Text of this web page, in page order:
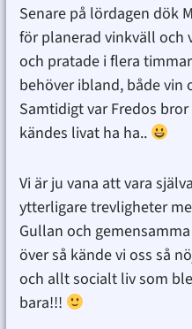
Senare på lördagen dök
för planerad vinkväll och
och pratade i flera
behöver ibland, både vin
Samtidigt var Fredos
kändes livat ha ha..
Vi är ju vana att vara
ytterligare trevligheter
Gullan och
över så kände vi oss så
och allt socialt liv som
bara!!!